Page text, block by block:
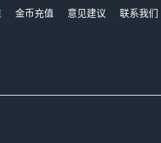
金币充值 意见建议 联系我们